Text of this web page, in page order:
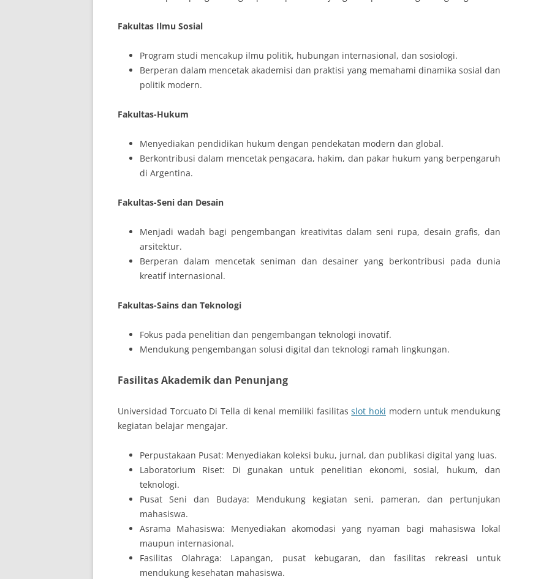
Fakultas Ilmu Sosial
Program studi mencakup ilmu politik, hubungan internasional, dan sosiologi.
Berperan dalam mencetak akademisi dan praktisi yang memahami dinamika sosial dan
politik modern.
Fakultas-Hukum
Menyediakan pendidikan hukum dengan pendekatan modern dan global.
Berkontribusi dalam mencetak pengacara, hakim, dan pakar hukum yang berpengaruh
di Argentina.
Fakultas-Seni dan Desain
Menjadi wadah bagi pengembangan kreativitas dalam seni rupa, desain grafis, dan
arsitektur.
Berperan dalam mencetak seniman dan desainer yang berkontribusi pada dunia
kreatif internasional.
Fakultas-Sains dan Teknologi
Fokus pada penelitian dan pengembangan teknologi inovatif.
Mendukung pengembangan solusi digital dan teknologi ramah lingkungan.
Fasilitas Akademik dan Penunjang
Universidad Torcuato Di Tella di kenal memiliki fasilitasslot hoki modern untuk mendukung
kegiatan belajar mengajar.
Perpustakaan Pusat: Menyediakan koleksi buku, jurnal, dan publikasi digital yang luas.
Laboratorium Riset: Di gunakan untuk penelitian ekonomi, sosial, hukum, dan
teknologi.
Pusat Seni dan Budaya: Mendukung kegiatan seni, pameran, dan pertunjukan
mahasiswa.
Asrama Mahasiswa: Menyediakan akomodasi yang nyaman bagi mahasiswa lokal
maupun internasional.
Fasilitas Olahraga: Lapangan, pusat kebugaran, dan fasilitas rekreasi untuk
mendukung kesehatan mahasiswa.